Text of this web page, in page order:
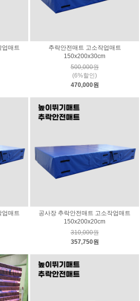
업매트
추락안전매트 고소작업매트
150x200x30cm
500,000원
(6%할인)
470,000원
업매트
공사장 추락안전매트 고소작업매트
150x200x20cm
310,000원
357,750원